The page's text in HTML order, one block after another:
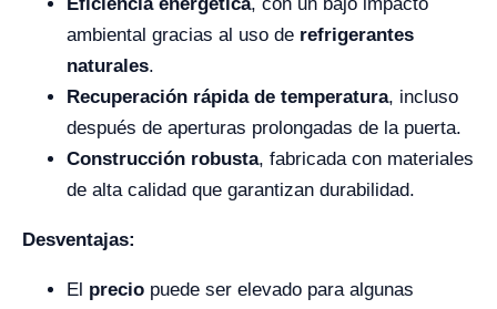
ambiental gracias al uso de refrigerantes
naturales.
Recuperación rápida de temperatura, incluso
después de aperturas prolongadas de la puerta.
Construcción robusta, fabricada con materiales
de alta calidad que garantizan durabilidad.
Desventajas:
El precio puede ser elevado para algunas